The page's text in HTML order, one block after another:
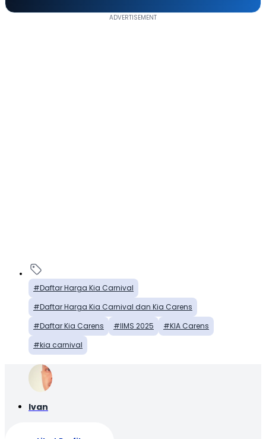
Daftar Harga Kia Carnival
Daftar Harga Kia Carnival dan Kia Carens
Daftar Kia Carens
IIMS 2025
KIA Carens
kia carnival
Ivan